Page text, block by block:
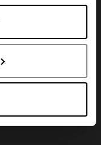
?